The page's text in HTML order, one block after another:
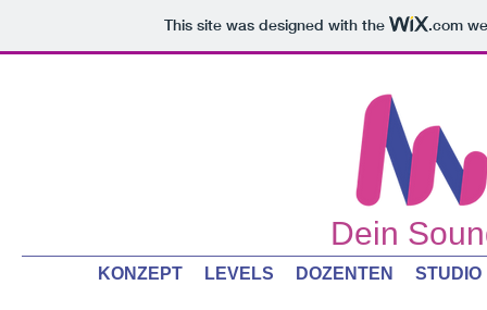
This site was designed with the .com
Dein
KONZEPT LEVELS DOZENTEN STUDIO